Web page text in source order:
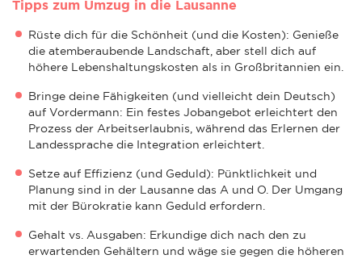
Tipps zum Umzug in die Lausanne
Rüste dich für die Schönheit (und die Kosten): Genieße
die atemberaubende Landschaft, aber stell dich auf
höhere Lebenshaltungskosten als in Großbritannien ein.
Bringe deine Fähigkeiten (und vielleicht dein Deutsch)
auf Vordermann: Ein festes Jobangebot erleichtert den
Prozess der Arbeitserlaubnis, während das Erlernen der
Landessprache die Integration erleichtert.
Setze auf Effizienz (und Geduld): Pünktlichkeit und
Planung sind in der Lausanne das A und O. Der Umgang
mit der Bürokratie kann Geduld erfordern.
Gehalt vs. Ausgaben: Erkundige dich nach den zu
erwartenden Gehältern und wäge sie gegen die höheren